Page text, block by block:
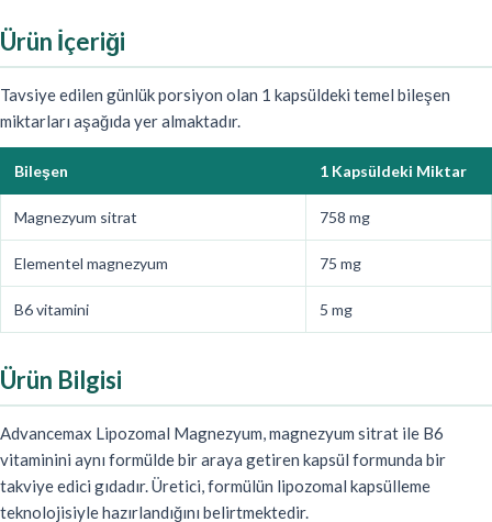
Ürün İçeriği
Tavsiye edilen günlük porsiyon olan 1 kapsüldeki temel bileşen
miktarları aşağıda yer almaktadır.
Bileşen 1 Kapsüldeki Miktar
Magnezyum sitrat 758 mg
Elementel magnezyum 75 mg
B6 vitamini 5 mg
Ürün Bilgisi
Advancemax Lipozomal Magnezyum, magnezyum sitrat ile B6
vitaminini aynı formülde bir araya getiren kapsül formunda bir
takviye edici gıdadır. Üretici, formülün lipozomal kapsülleme
teknolojisiyle hazırlandığını belirtmektedir.